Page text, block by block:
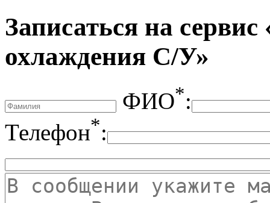
Записаться на
охлаждения С/У»
ФИО*:
Телефон*: